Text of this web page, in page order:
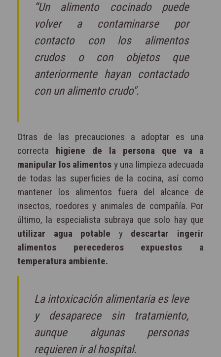
“Un alimento cocinado puede
volver a contaminarse por
contacto con los alimentos
crudos o con objetos que
anteriormente hayan contactado
con un alimento crudo".
Otras de las precauciones a adoptar es una
correcta higiene de la persona que va a
manipular los alimentos y una limpieza adecuada
de todas las superficies de la cocina, así como
mantener los alimentos fuera del alcance de
insectos, roedores y animales de compañía. Por
último, la especialista subraya que solo hay que
utilizar agua potable ydescartar ingerir
alimentos perecederos expuestos a
temperatura ambiente.
La intoxicación alimentaria es leve
y desaparece sin tratamiento,
aunque algunas personas
requieren ir al hospital.